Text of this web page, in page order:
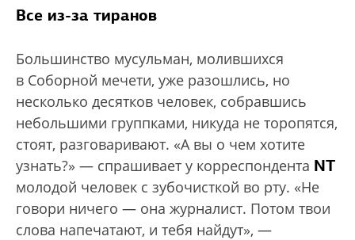
Все из-за тиранов
Большинство мусульман, молившихся
в Соборной мечети, уже разошлись, но
несколько десятков человек, собравшись
небольшими группками, никуда не торопятся,
стоят, разговаривают. «А вы о чем хотите
узнать?» — спрашивает у корреспондента NT
молодой человек с зубочисткой во рту. «Не
говори ничего — она журналист. Потом твои
слова напечатают, и тебя найдут», —